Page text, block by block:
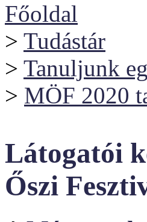
Főoldal
> Tudástár
> Tanuljunk
> MÖF 2020
Látogatói
Őszi